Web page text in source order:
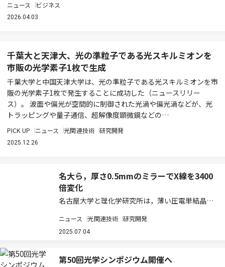
ニュース ビジネス
2026.04.03
千葉大と天津大、光の準粒子である光スキルミオンを
市販の光学素子1枚で生成
千葉大学と中国天津大学は、光の準粒子である光スキルミオンを市
販の光学素子1枚で発生することに成功した（ニュースリリー
ス）。 波面や偏光が空間的に制御された光渦や偏光渦などが、光
トラッピングや量子通信、超解像度顕微鏡などの…
PICK UP ニュース 光関連技術 研究開発
2025.12.26
名大ら，厚さ0.5mmのミラーでX線を3400
倍変化
名古屋大学と理化学研究所は，薄い圧電単結晶ウ
製に成功した（ニュースリリース）。 形状可変ミ
ラーは反射面の形状を調整することで，ミラーに
ニュース 光関連技術 研究開発
2025.07.04
第50回光学シンポジウム開催へ